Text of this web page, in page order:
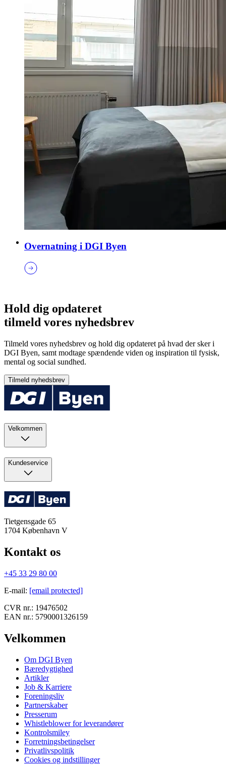
Overnatning i DGI Byen
Hold dig opdateret
tilmeld vores nyhedsbrev
Tilmeld vores nyhedsbrev og hold dig opdateret på hvad der sker i
DGI Byen, samt modtage spændende viden og inspiration til fysisk,
mental og social sundhed.
Tilmeld nyhedsbrev
Velkommen
Kundeservice
Tietgensgade 65
1704 København V
Kontakt os
+45 33 29 80 00
E-mail: [email protected]
CVR nr.: 19476502
EAN nr.: 5790001326159
Velkommen
Om DGI Byen
Bæredygtighed
Artikler
Job & Karriere
Foreningsliv
Partnerskaber
Presserum
Whistleblower for leverandører
Kontrolsmiley
Forretningsbetingelser
Privatlivspolitik
Cookies og indstillinger